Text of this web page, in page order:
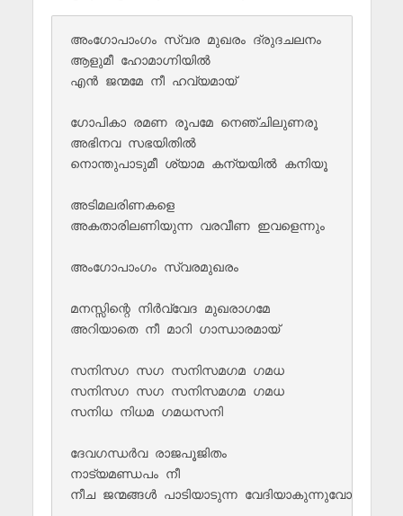
അംഗോപാംഗം സ്വര മുഖരം ദ്രുദചലനം
ആളുമീ ഹോമാഗ്നിയിൽ
എൻ ജന്മമേ നീ ഹവ്യമായ്
ഗോപികാ രമണ രൂപമേ നെഞ്ചിലുണരൂ
അഭിനവ സഭയിതിൽ
നൊന്തുപാടുമീ ശ്യാമ കന്യയിൽ കനിയൂ
അടിമലരിണകളെ
അകതാരിലണിയുന്ന വരവീണ ഇവളെന്നും
അംഗോപാംഗം സ്വരമുഖരം
മനസ്സിന്റെ നിർവ്വേദ മുഖരാഗമേ
അറിയാതെ നീ മാറി ഗാന്ധാരമായ്
സനിസഗ സഗ സനിസമഗമ ഗമധ
സനിസഗ സഗ സനിസമഗമ ഗമധ
സനിധ നിധമ ഗമധസനി
ദേവഗന്ധർവ രാജപൂജിതം
നാട്യമണ്ഡപം നീ
നീച ജന്മങ്ങൾ പാടിയാടുന്ന വേദിയാകുന്നുവോ